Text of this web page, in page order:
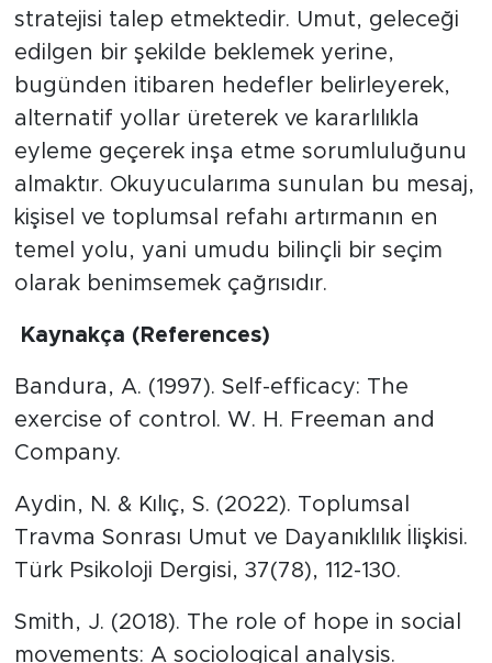
stratejisi talep etmektedir. Umut, geleceği
edilgen bir şekilde beklemek yerine,
bugünden itibaren hedefler belirleyerek,
alternatif yollar üreterek ve kararlılıkla
eyleme geçerek inşa etme sorumluluğunu
almaktır. Okuyucularıma sunulan bu mesaj,
kişisel ve toplumsal refahı artırmanın en
temel yolu, yani umudu bilinçli bir seçim
olarak benimsemek çağrısıdır.
​ Kaynakça (References)
​Bandura, A. (1997). Self-efficacy: The
exercise of control. W. H. Freeman and
Company.
​Aydin, N. & Kılıç, S. (2022). Toplumsal
Travma Sonrası Umut ve Dayanıklılık İlişkisi.
Türk Psikoloji Dergisi, 37(78), 112-130.
​Smith, J. (2018). The role of hope in social
movements: A sociological analysis.